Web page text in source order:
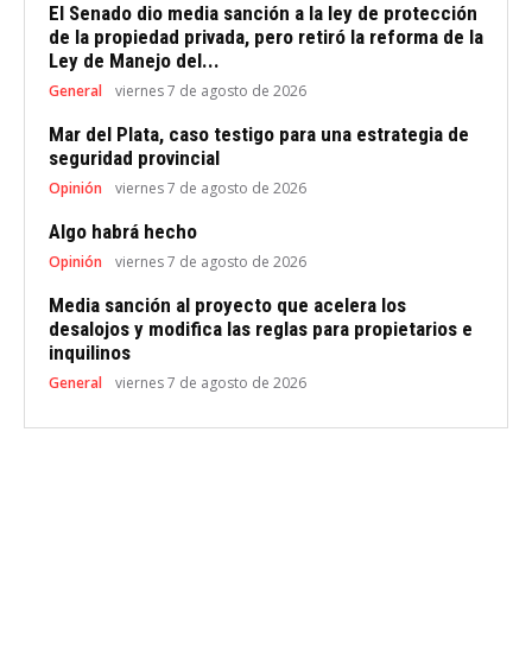
El Senado dio media sanción a la ley de protección
de la propiedad privada, pero retiró la reforma de la
Ley de Manejo del...
General viernes 7 de agosto de 2026
Mar del Plata, caso testigo para una estrategia de
seguridad provincial
Opinión viernes 7 de agosto de 2026
Algo habrá hecho
Opinión viernes 7 de agosto de 2026
Media sanción al proyecto que acelera los
desalojos y modifica las reglas para propietarios e
inquilinos
General viernes 7 de agosto de 2026